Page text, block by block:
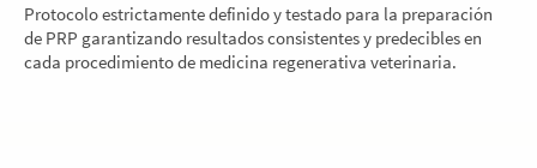
Protocolo estrictamente definido y testado para la preparación
de PRP garantizando resultados consistentes y predecibles en
cada procedimiento de medicina regenerativa veterinaria.